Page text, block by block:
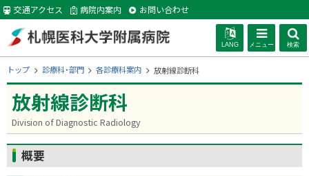
本
へ
交通アクセス 病院内案内 お問い合わせ
札幌医科大学附
属病院
LANG メニュー 検索
現
在
位
置
の
階
層
トップ 診療科・部門 各診療科案内 放射線診断科
放射線診断科
Division of Diagnostic Radiology
ページ内目次
概要
概要